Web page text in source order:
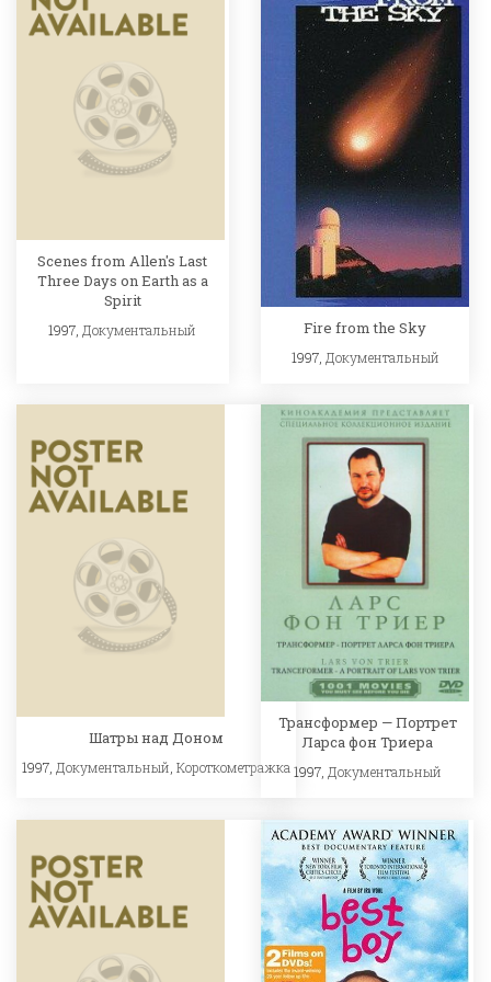
Scenes from Allen's Last
Three Days on Earth as a
Spirit
1997, Документальный Fire from the Sky
1997, Документальный
Шатры над Доном
1997, Документальный Короткометражка
Трансформер — Портрет
Ларса фон Триера
1997, Документальный